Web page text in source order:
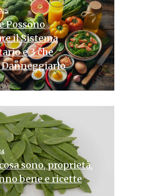
Possono
il Sistema
e 3 che
Danneggiarlo
sono, proprietà,
bene e ricette